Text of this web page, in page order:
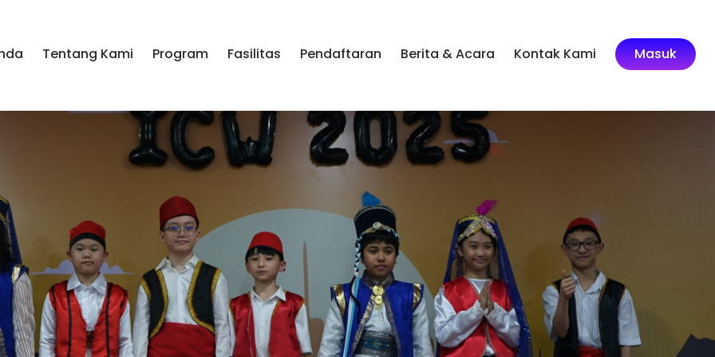
Tentang Kami Program Fasilitas Pendaftaran Berita & Acara Kontak Kami Masuk